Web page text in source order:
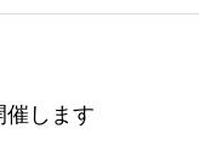
催します